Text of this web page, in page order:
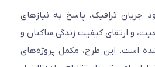
ترافیک، پاسخ به نیازهای
و ارتقای کیفیت زندگی ساکنان و
است. این طرح، مکمل پروژه‌های